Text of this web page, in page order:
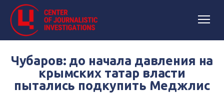
Чубаров: до начала давления на
крымских татар власти
пытались подкупить Меджлис